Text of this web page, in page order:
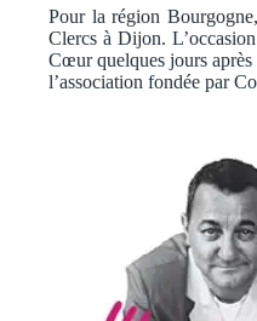
Pour la région
Clercs à Dijon.
Cœur quelques jours après
l’association fondée par